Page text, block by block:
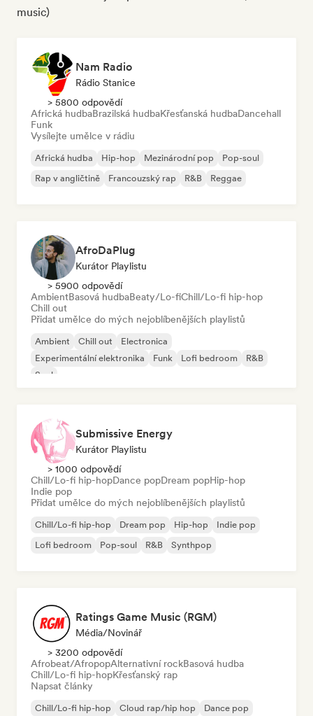
music)
Nam Radio
Rádio Stanice
> 5800 odpovědí
Africká hudbaBrazilská hudbaKřesťanská hudbaDancehall
Funk
Vysílejte umělce v rádiu
Africká hudba Hip-hop Mezinárodní pop
Pop-soul
Rap v angličtině
Francouzský rap R&B Reggae
AfroDaPlug
Kurátor Playlistu
> 5900 odpovědí
AmbientBasová hudbaBeaty/Lo-fiChill/Lo-fi hip-hop
Chill out
Přidat umělce do mých nejoblíbenějších playlistů
Ambient Chill out
Electronica
Experimentální elektronika
Funk Lofi bedroom
R&B
Soul
Submissive Energy
Kurátor Playlistu
> 1000 odpovědí
Chill/Lo-fi hip-hopDance popDream popHip-hop
Indie pop
Přidat umělce do mých nejoblíbenějších playlistů
Chill/Lo-fi hip-hop Dream pop Hip-hop
Indie pop
Lofi bedroom
Pop-soul R&B Synthpop
Ratings Game Music (RGM)
Média/novinář
> 3200 odpovědí
Afrobeat/AfropopAlternativní rockBasová hudba
Chill/Lo-fi hip-hopKřesťanský rap
Napsat články
Chill/Lo-fi hip-hop Cloud rap/hip hop
Dance pop